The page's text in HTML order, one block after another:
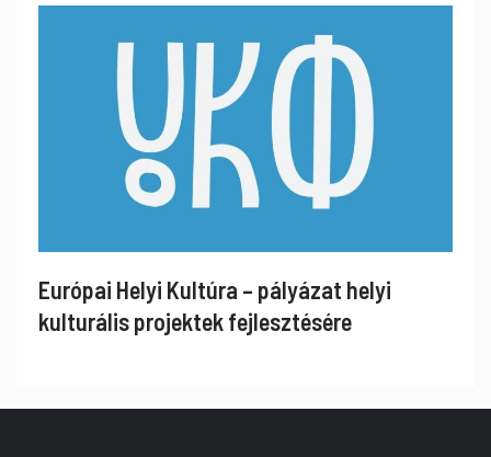
Európai Helyi Kultúra – pályázat helyi
kulturális projektek fejlesztésére